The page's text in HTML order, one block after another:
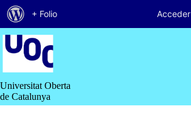
Saltar
contenido
Universitat Oberta
de Catalunya
Acerca
de
WordPress
+ Folio Acceder